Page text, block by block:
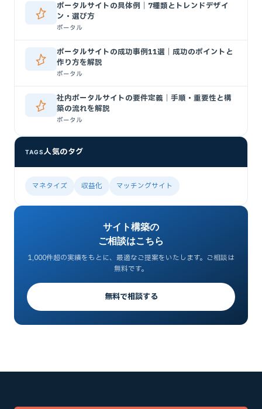
ポータルサイトの具体例｜7種類とトレンドデザイ
ン・選び方
ポータル
ポータルサイトの成功事例11選｜成功のポイントと
作り方を解説
ポータル
社内ポータルサイトの要件定義｜手順・重要性と構
築の流れを解説
ポータル
TAGS人気のタグ
マネタイズ 収益化 マッチングサイト
サイト構築の
ご相談はこちら
1,000件超の実績をもとに、最適なご提案をいたします。ご相談は
無料です。
無料で相談する